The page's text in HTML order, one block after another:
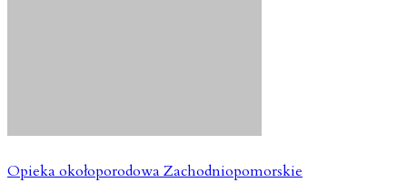
Opieka okołoporodowa Zachodniopomorskie